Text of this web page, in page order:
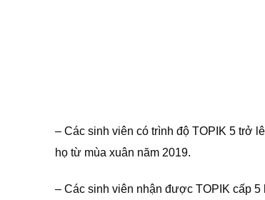
– Các sinh viên có trình độ TOPIK 5 trở
họ từ mùa xuân năm 2019.
– Các sinh viên nhận được TOPIK cấp